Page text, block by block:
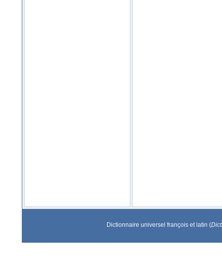
Dictionnaire universel françois et latin (